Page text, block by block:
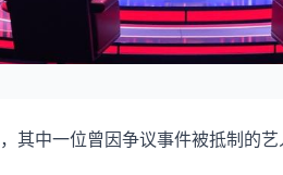
其中一位曾因争议事件被抵制的